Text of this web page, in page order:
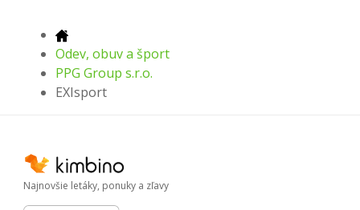
Odev, obuv a šport
PPG Group s.r.o.
EXIsport
Najnovšie letáky, ponuky a zľavy